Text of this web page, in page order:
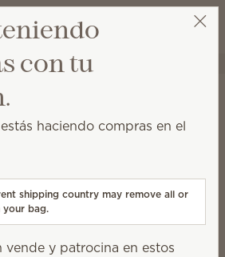
Lista de
Ver el carrito
Selecciona una reunión
baño
se formuló para
con tu
haciendo compras en el
shipping country may remove all or
your bag.
vende y patrocina en estos